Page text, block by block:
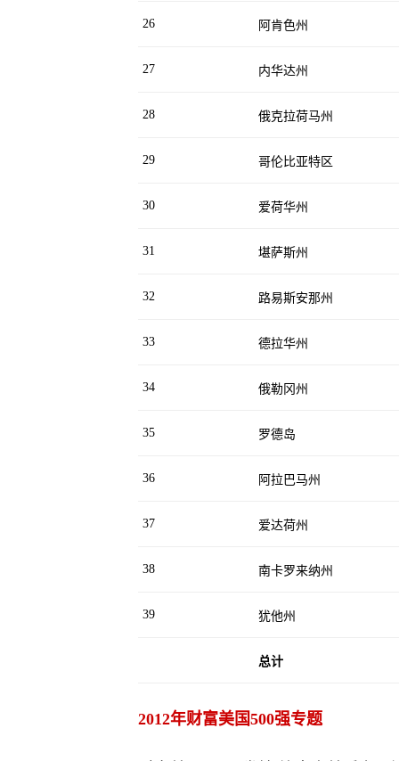
26 阿肯色州
27 内华达州
28 俄克拉荷马州
29 哥伦比亚特区
30 爱荷华州
31 堪萨斯州
32 路易斯安那州
33 德拉华州
34 俄勒冈州
35 罗德岛
36 阿拉巴马州
37 爱达荷州
38 南卡罗来纳州
39 犹他州
总计
2012年财富美国500强专题